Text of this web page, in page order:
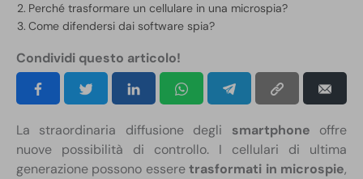
Perché trasformare un cellulare in una microspia?
Come difendersi dai software spia?
Condividi questo articolo!
La straordinaria diffusione degli smartphone offre
nuove possibilità di controllo. I cellulari di ultima
generazione possono esseretrasformati in microspie,